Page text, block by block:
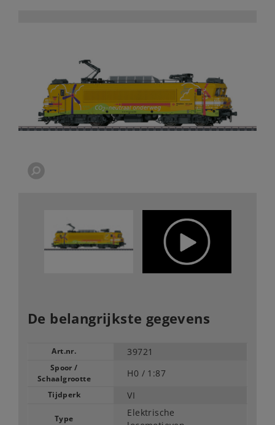
De belangrijkste gegevens
Art.nr. 39721
Spoor /
Schaalgrootte
H0 / 1:87
Tijdperk VI
Type
Elektrische